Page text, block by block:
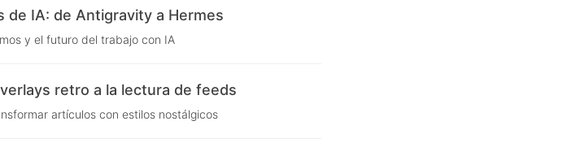
de IA: de Antigravity a Hermes
y el futuro del trabajo con IA
retro a la lectura de feeds
artículos con estilos nostálgicos